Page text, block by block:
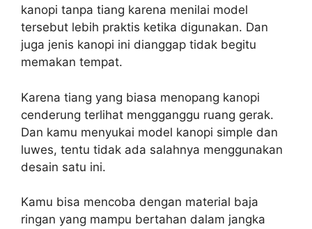
kanopi tanpa tiang karena menilai model
tersebut lebih praktis ketika digunakan. Dan
juga jenis kanopi ini dianggap tidak begitu
memakan tempat.
Karena tiang yang biasa menopang kanopi
cenderung terlihat mengganggu ruang gerak.
Dan kamu menyukai model kanopi simple dan
luwes, tentu tidak ada salahnya menggunakan
desain satu ini.
Kamu bisa mencoba dengan material baja
ringan yang mampu bertahan dalam jangka